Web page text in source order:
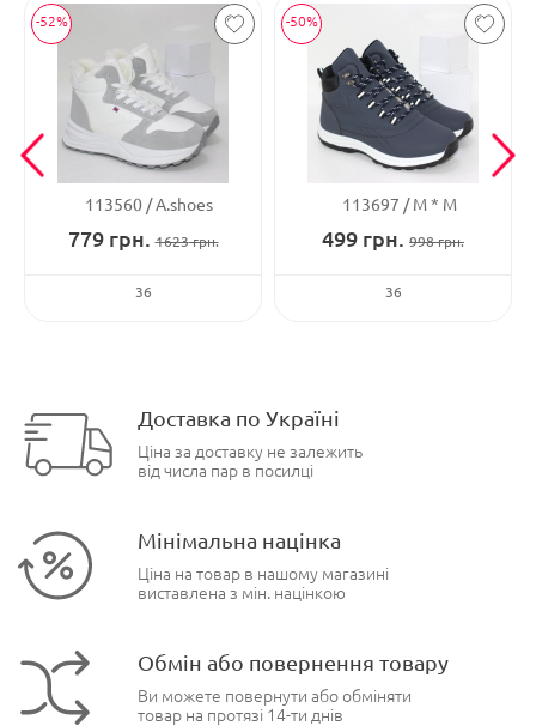
-52%
113560 A.shoes
779грн. 1623грн.
36
-50%
113697 М * М
499 грн. 998грн.
36
Доставка по Україні
Ціна за доставку не залежить
від числа пар в посилці
Мінімальна націнка
Ціна на товар в нашому магазині
виставлена з мін. націнкою
Обмін або повернення товару
Ви можете повернути або обміняти
товар на протязі 14-ти днів